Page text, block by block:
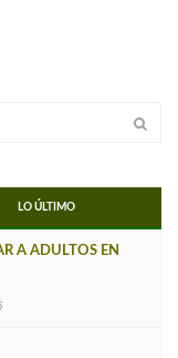
LO ÚLTIMO
A ADULTOS EN